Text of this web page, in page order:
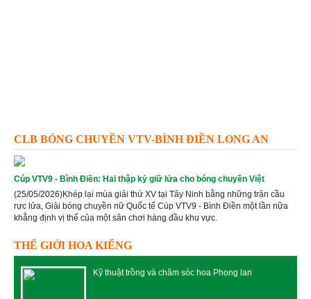
CLB BÓNG CHUYỀN VTV-BÌNH ĐIỀN LONG AN
Cúp VTV9 - Bình Điền: Hai thập kỷ giữ lửa cho bóng chuyền Việt
(25/05/2026)Khép lại mùa giải thứ XV tại Tây Ninh bằng những trận cầu
rực lửa, Giải bóng chuyền nữ Quốc tế Cúp VTV9 - Bình Điền một lần nữa
khẳng định vị thế của một sân chơi hàng đầu khu vực.
THẾ GIỚI HOA KIỂNG
Kỹ thuật trồng và chăm sóc hoa Phong lan